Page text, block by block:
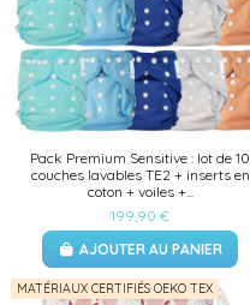
Pack Premium Sensitive : lot de 10
couches lavables TE2 + inserts en
coton + voiles +...
199,90 €
AJOUTER AU PANIER
MATÉRIAUX CERTIFIÉS OEKO TEX